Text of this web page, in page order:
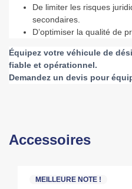
De limiter les risques
secondaires.
D’optimiser la qualité de
Équipez votre véhicule de
fiable et opérationnel.
Demandez un devis pour
Accessoires
MEILLEURE NOTE !